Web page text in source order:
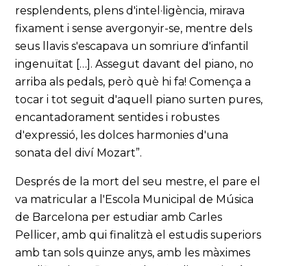
resplendents, plens d'intel·ligència, mirava
fixament i sense avergonyir-se, mentre dels
seus llavis s'escapava un somriure d'infantil
ingenuïtat […]. Assegut davant del piano, no
arriba als pedals, però què hi fa! Comença a
tocar i tot seguit d'aquell piano surten pures,
encantadorament sentides i robustes
d'expressió, les dolces harmonies d'una
sonata del diví Mozart”.
Després de la mort del seu mestre, el pare el
va matricular a l'Escola Municipal de Música
de Barcelona per estudiar amb Carles
Pellicer, amb qui finalitzà el estudis superiors
amb tan sols quinze anys, amb les màximes